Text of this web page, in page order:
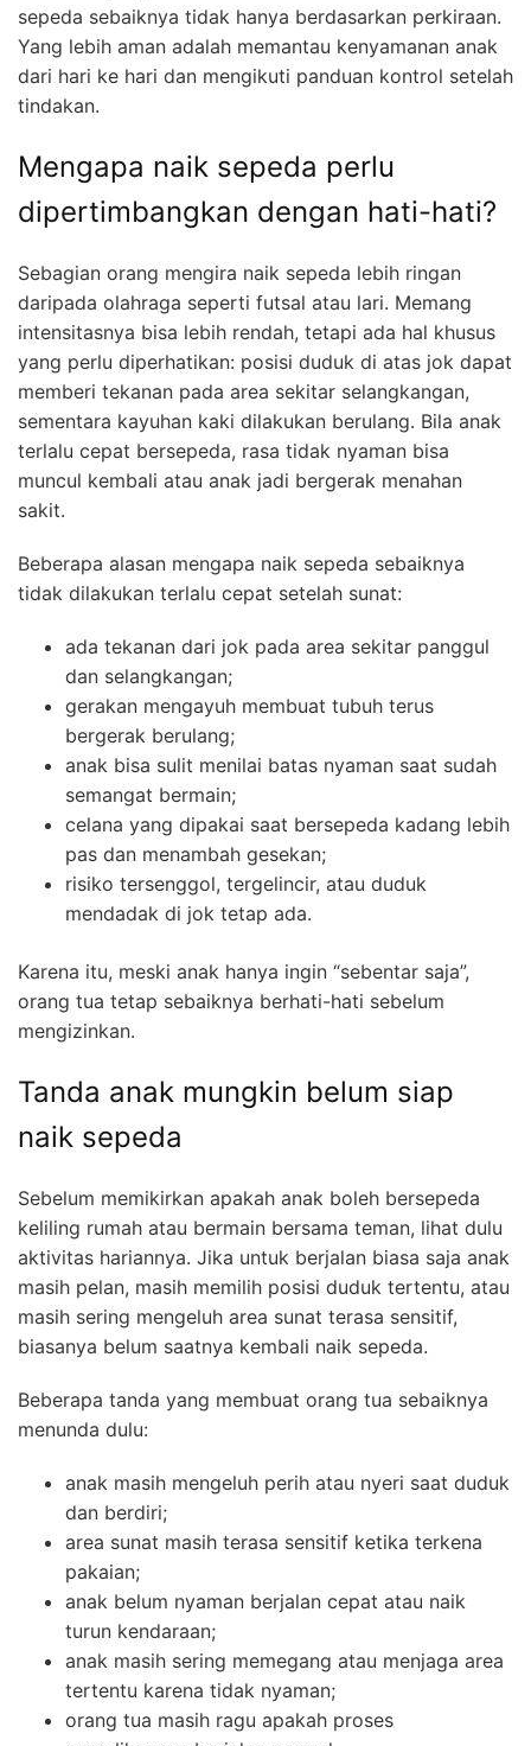
sepeda sebaiknya tidak hanya berdasarkan perkiraan.
Yang lebih aman adalah memantau kenyamanan anak
dari hari ke hari dan mengikuti panduan kontrol setelah
tindakan.
Mengapa naik sepeda perlu
dipertimbangkan dengan hati-hati?
Sebagian orang mengira naik sepeda lebih ringan
daripada olahraga seperti futsal atau lari. Memang
intensitasnya bisa lebih rendah, tetapi ada hal khusus
yang perlu diperhatikan: posisi duduk di atas jok dapat
memberi tekanan pada area sekitar selangkangan,
sementara kayuhan kaki dilakukan berulang. Bila anak
terlalu cepat bersepeda, rasa tidak nyaman bisa
muncul kembali atau anak jadi bergerak menahan
sakit.
Beberapa alasan mengapa naik sepeda sebaiknya
tidak dilakukan terlalu cepat setelah sunat:
ada tekanan dari jok pada area sekitar panggul
dan selangkangan;
gerakan mengayuh membuat tubuh terus
bergerak berulang;
anak bisa sulit menilai batas nyaman saat sudah
semangat bermain;
celana yang dipakai saat bersepeda kadang lebih
pas dan menambah gesekan;
risiko tersenggol, tergelincir, atau duduk
mendadak di jok tetap ada.
Karena itu, meski anak hanya ingin “sebentar saja”,
orang tua tetap sebaiknya berhati-hati sebelum
mengizinkan.
Tanda anak mungkin belum siap
naik sepeda
Sebelum memikirkan apakah anak boleh bersepeda
keliling rumah atau bermain bersama teman, lihat dulu
aktivitas hariannya. Jika untuk berjalan biasa saja anak
masih pelan, masih memilih posisi duduk tertentu, atau
masih sering mengeluh area sunat terasa sensitif,
biasanya belum saatnya kembali naik sepeda.
Beberapa tanda yang membuat orang tua sebaiknya
menunda dulu:
anak masih mengeluh perih atau nyeri saat duduk
dan berdiri;
area sunat masih terasa sensitif ketika terkena
pakaian;
anak belum nyaman berjalan cepat atau naik
turun kendaraan;
anak masih sering memegang atau menjaga area
tertentu karena tidak nyaman;
orang tua masih ragu apakah proses